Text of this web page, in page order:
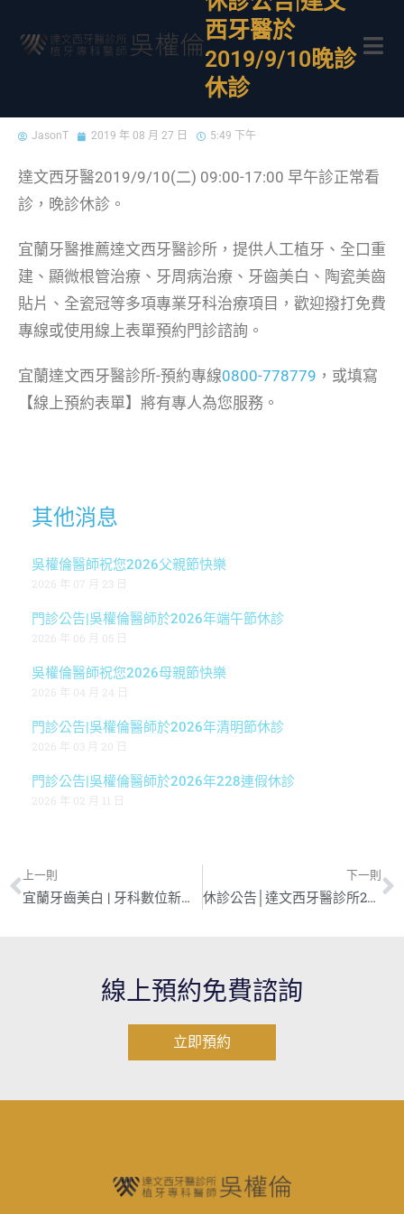
西牙醫於
2019/9/10晚診
休診
JasonT 2019 年 08 月 27 日 5:49 下午
達文西牙醫2019/9/10(二) 09:00-17:00 早午診正常看
診，晚診休診。
宜蘭牙醫推薦達文西牙醫診所，提供人工植牙、全口重
建、顯微根管治療、牙周病治療、牙齒美白、陶瓷美齒
貼片、全瓷冠等多項專業牙科治療項目，歡迎撥打免費
專線或使用線上表單預約門診諮詢。
宜蘭達文西牙醫診所-預約專線0800-778779 ，或填寫
【線上預約表單】將有專人為您服務。
其他消息
吳權倫醫師祝您2026父親節快樂
2026 年 07 月 23 日
門診公告|吳權倫醫師於2026年端午節休診
2026 年 06 月 05 日
吳權倫醫師祝您2026母親節快樂
2026 年 04 月 24 日
門診公告|吳權倫醫師於2026年清明節休診
2026 年 03 月 20 日
門診公告|吳權倫醫師於2026年228連假休診
2026 年 02 月 11 日
上一則
宜蘭牙齒美白 | 牙科數位新技術 全瓷貼片助找回自信
下一則
休診公告│達文西牙醫診所2019/9/13中秋節休診一日
線上預約免費諮詢
立即預約